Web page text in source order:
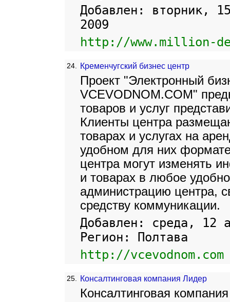
Добавлен: вторник,
2009
http://www.million-
24. Кременчугский бизнес центр
Проект "Электронный
VCEVODNOM.COM"
товаров и услуг
Клиенты центра
товарах и услугах на
удобном для них
центра могут изменять
и товарах в любое
администрацию центра,
средству коммуникации.
Добавлен: среда, 12
Регион: Полтава
http://vcevodnom.com
25. Консалтинговая компания Лидер
Консалтинговая